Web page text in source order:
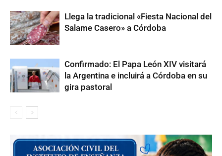
Llega la tradicional «Fiesta Nacional del
Salame Casero» a Córdoba
Confirmado: El Papa León XIV visitará
la Argentina e incluirá a Córdoba en su
gira pastoral